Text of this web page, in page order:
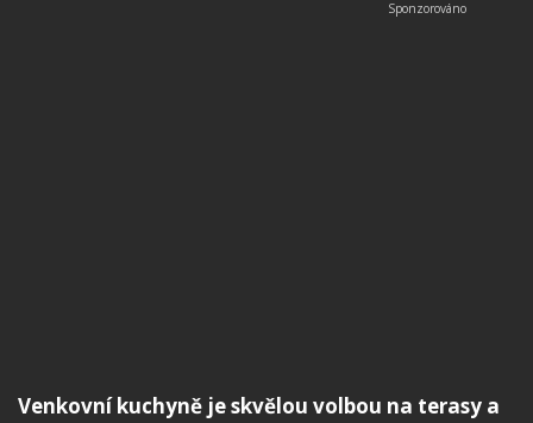
Venkovní kuchyně je skvělou volbou na terasy a